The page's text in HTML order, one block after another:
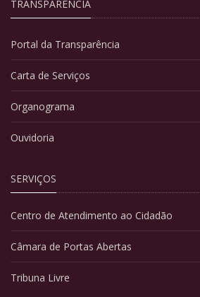
TRANSPARÊNCIA
Portal da Transparência
Carta de Serviços
Organograma
Ouvidoria
SERVIÇOS
Centro de Atendimento ao Cidadão
Câmara de Portas Abertas
Tribuna Livre